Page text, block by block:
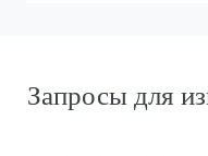
Запросы для